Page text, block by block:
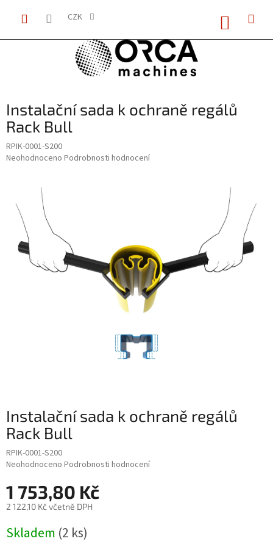
CZK
KOŠÍK
Instalační sada k ochraně regálů
Rack Bull
RPIK-0001-S200
Průměrné
0,0
hvězdiček.
Neohodnoceno Podrobnosti hodnocení
Instalační sada k ochraně regálů
Rack Bull
RPIK-0001-S200
Průměrné
produktu
je
0,0
5
Neohodnoceno Podrobnosti hodnocení
1 753,80 Kč
2 122,10 Kč včetně DPH
cena:
Skladem (2 ks)